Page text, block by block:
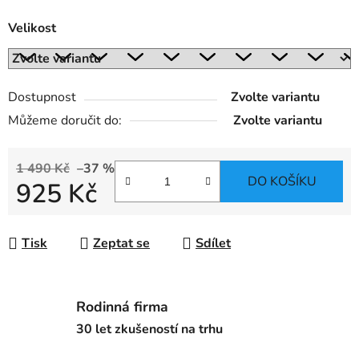
Velikost
Dostupnost
Zvolte variantu
Můžeme doručit do:
Zvolte variantu
1 490 Kč –37 %
925 Kč DO KOŠÍKU
Tisk Zeptat se Sdílet
Rodinná firma
30 let zkušeností na trhu